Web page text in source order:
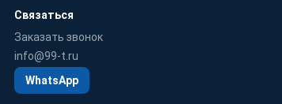
Связаться
Заказать звонок
info@99-t.ru
WhatsApp